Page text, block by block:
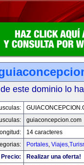
este dominio lo
guiaconcepcion.com
14 caracteres
Portales,
Precio:
Realizar una oferta!